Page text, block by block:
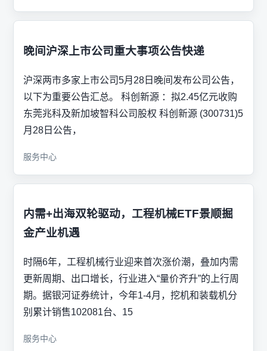
晚间沪深上市公司重大事项公告快递
沪深两市多家上市公司5月28日晚间发布公司公告，
以下为重要公告汇总。 科创新源 ：拟2.45亿元收购
东莞兆科及新加坡智科公司股权 科创新源 (300731)5
月28日公告，
服务中心
内需+出海双轮驱动，工程机械ETF景顺掘
金产业机遇
时隔6年，工程机械行业迎来首次涨价潮，叠加内需
更新周期、出口增长，行业进入“量价齐升”的上行周
期。据银河证券统计，今年1-4月，挖机和装载机分
别累计销售102081台、15
服务中心